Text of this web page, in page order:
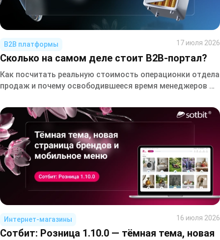
B2B платформы 17 июля 2026
Сколько на самом деле стоит B2B-портал?
Как посчитать реальную стоимость операционки отдела
продаж и почему освободившееся время менеджеров —
Интернет-магазины 16 июля 2026
Сотбит: Розница 1.10.0 — тёмная тема, новая